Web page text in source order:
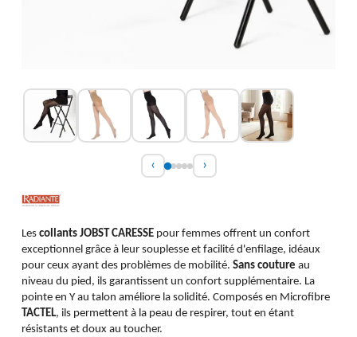
‹ ›
Les collants JOBST CARESSE pour femmes offrent un confort
exceptionnel grâce à leur souplesse et facilité d'enfilage, idéaux
pour ceux ayant des problèmes de mobilité. Sans couture au
niveau du pied, ils garantissent un confort supplémentaire. La
pointe en Y au talon améliore la solidité. Composés en Microfibre
TACTEL, ils permettent à la peau de respirer, tout en étant
résistants et doux au toucher.